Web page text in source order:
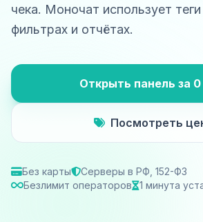
чека. Моночат использует
фильтрах и отчётах.
Открыть панель за
Посмотреть
Без карты
Серверы в РФ, 152-ФЗ
Безлимит операторов
1 минута